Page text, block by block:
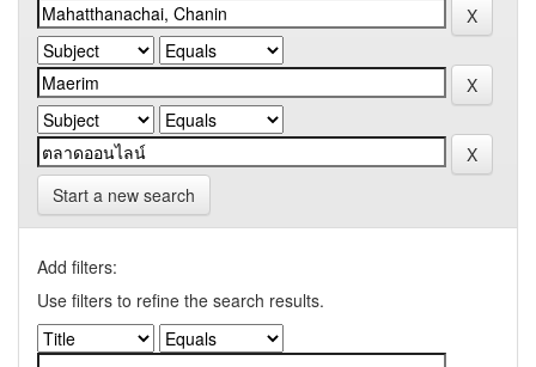
Start a new search
Add filters:
Use filters to refine the search results.